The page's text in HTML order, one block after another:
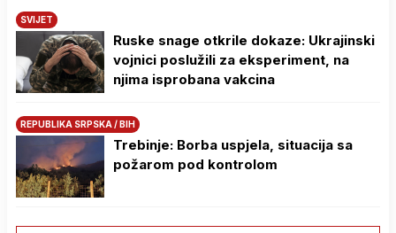
SVIJET
Ruske snage otkrile dokaze: Ukrajinski
vojnici poslužili za eksperiment, na
njima isprobana vakcina
REPUBLIKA SRPSKA / BIH
Trebinje: Borba uspjela, situacija sa
požarom pod kontrolom